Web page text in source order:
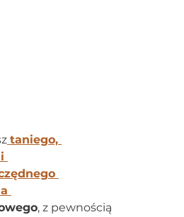
taniego,
, z pewnością